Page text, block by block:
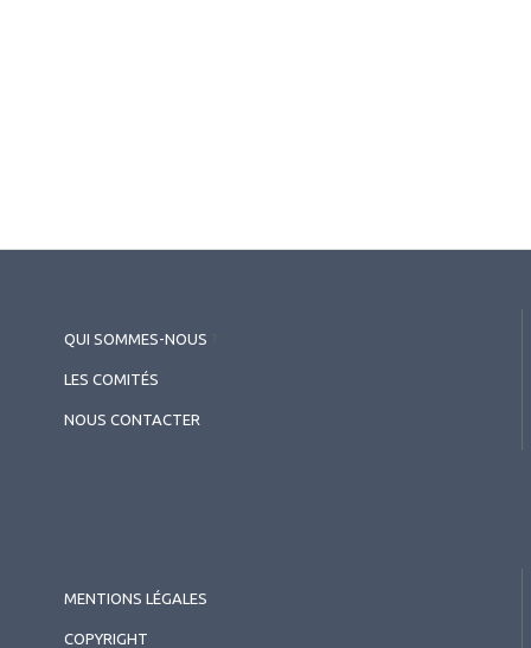
QUI SOMMES-NOUS
LES COMITÉS
NOUS CONTACTER
MENTIONS LÉGALES
COPYRIGHT